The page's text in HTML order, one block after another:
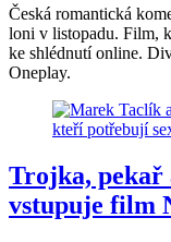
Česká romantická
loni v listopadu. Film,
ke shlédnutí online.
Oneplay.
Trojka, pekař
vstupuje film